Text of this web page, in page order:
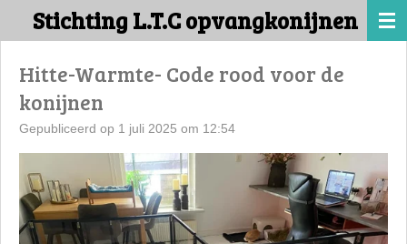
direct
hoofdinhoud
Stichting L.T.C opvangkonijnen
Hitte-Warmte- Code rood voor de
konijnen
Gepubliceerd op 1 juli 2025 om 12:54